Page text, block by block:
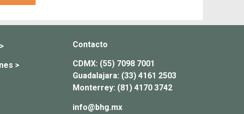
>
Contacto
CDMX: (55) 7098 7001
Guadalajara: (33) 4161 2503
Monterrey: (81) 4170 3742
info@bhg.mx